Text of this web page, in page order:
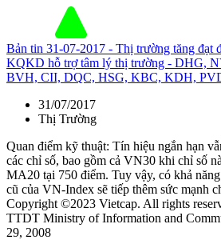
Bản tin 31-07-2017 - Thị trường tăng đạt
KQKD hỗ trợ tâm lý thị trường - DHG,
BVH, CII, DQC, HSG, KBC, KDH,
31/07/2017
Thị Trường
Quan điểm kỹ thuật: Tín hiệu ngắn hạn
các chỉ số, bao gồm cả VN30 khi chỉ số
MA20 tại 750 điểm. Tuy vậy, có khả
cũ của VN-Index sẽ tiếp thêm sức mạnh
Copyright ©2023 Vietcap. All rights
TTDT Ministry of Information and
29, 2008